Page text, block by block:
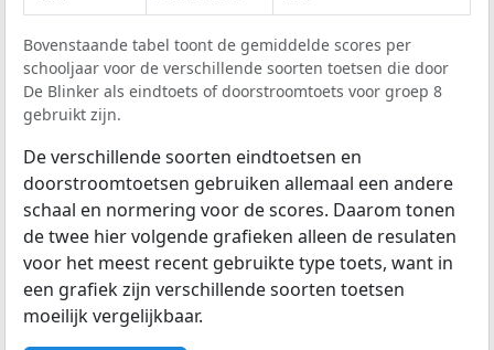
Bovenstaande tabel toont de gemiddelde scores per
schooljaar voor de verschillende soorten toetsen die door
De Blinker als eindtoets of doorstroomtoets voor groep 8
gebruikt zijn.
De verschillende soorten eindtoetsen en
doorstroomtoetsen gebruiken allemaal een andere
schaal en normering voor de scores. Daarom tonen
de twee hier volgende grafieken alleen de resulaten
voor het meest recent gebruikte type toets, want in
een grafiek zijn verschillende soorten toetsen
moeilijk vergelijkbaar.